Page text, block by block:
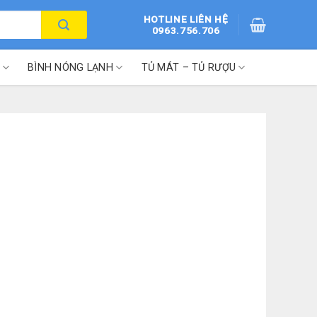
HOTLINE LIÊN HỆ
0963.756.706
BÌNH NÓNG LẠNH TỦ MÁT – TỦ RƯỢU